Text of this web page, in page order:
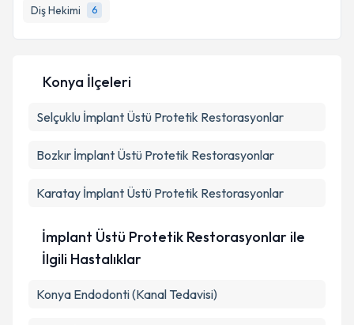
Diş Hekimi 6
E-posta Adresiniz
Metni'ni okudum ve kişisel verilerimin belirtilen
Konya İlçeleri
Selçuklu İmplant Üstü Protetik Restorasyonlar
Bozkır İmplant Üstü Protetik Restorasyonlar
Karatay İmplant Üstü Protetik Restorasyonlar
İmplant Üstü Protetik Restorasyonlar ile
İlgili Hastalıklar
Konya Endodonti (Kanal Tedavisi)